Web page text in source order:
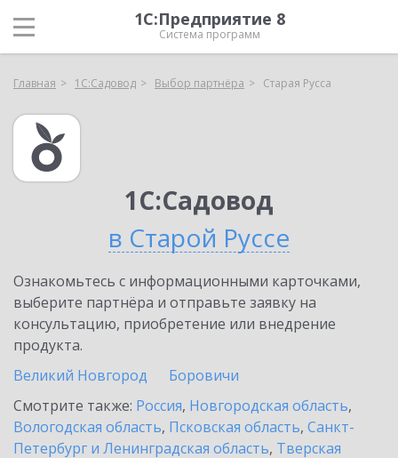
1С:Предприятие 8
Система программ
Главная 1С:Садовод Выбор партнёра Старая Русса
1С:Садовод
в Старой Руссе
Ознакомьтесь с информационными карточками,
выберите партнёра и отправьте заявку на
консультацию, приобретение или внедрение
продукта.
Великий Новгород
Боровичи
Смотрите также: Россия, Новгородская область,
Вологодская область, Псковская область, Санкт-
Петербург и Ленинградская область, Тверская